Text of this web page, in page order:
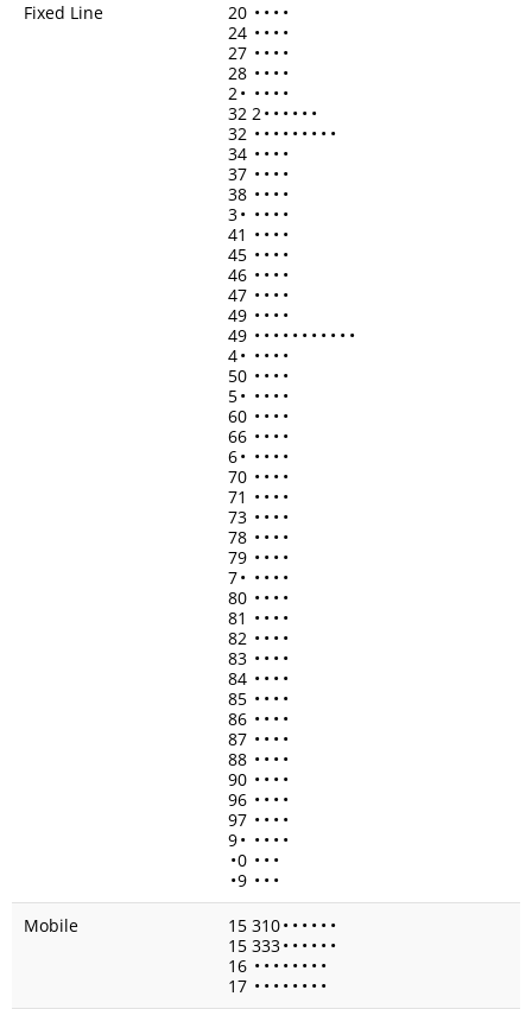
Fixed Line
20 • • • •
24 • • • •
27 • • • •
28 • • • •
2• • • • •
32 2• • • • • •
32 • • • • • • • • •
34 • • • •
37 • • • •
38 • • • •
3• • • • •
41 • • • •
45 • • • •
46 • • • •
47 • • • •
49 • • • •
49 • • • • • • • • • • •
4• • • • •
50 • • • •
5• • • • •
60 • • • •
66 • • • •
6• • • • •
70 • • • •
71 • • • •
73 • • • •
78 • • • •
79 • • • •
7• • • • •
80 • • • •
81 • • • •
82 • • • •
83 • • • •
84 • • • •
85 • • • •
86 • • • •
87 • • • •
88 • • • •
90 • • • •
96 • • • •
97 • • • •
9• • • • •
•0 • • •
•9 • • •
Mobile
15 310• • • • • •
15 333• • • • • •
16 • • • • • • • •
17 • • • • • • • •